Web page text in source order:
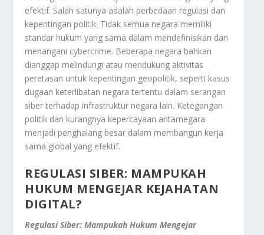
efektif. Salah satunya adalah perbedaan regulasi dan
kepentingan politik. Tidak semua negara memiliki
standar hukum yang sama dalam mendefinisikan dan
menangani cybercrime. Beberapa negara bahkan
dianggap melindungi atau mendukung aktivitas
peretasan untuk kepentingan geopolitik, seperti kasus
dugaan keterlibatan negara tertentu dalam serangan
siber terhadap infrastruktur negara lain. Ketegangan
politik dan kurangnya kepercayaan antarnegara
menjadi penghalang besar dalam membangun kerja
sama global yang efektif.
REGULASI SIBER: MAMPUKAH
HUKUM MENGEJAR KEJAHATAN
DIGITAL?
Regulasi Siber: Mampukah Hukum Mengejar